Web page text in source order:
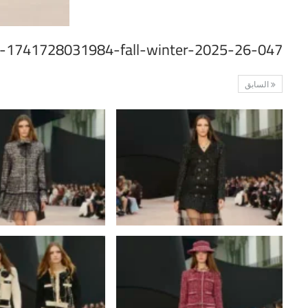
1741728031984-fall-winter-2025-26-047
السابق